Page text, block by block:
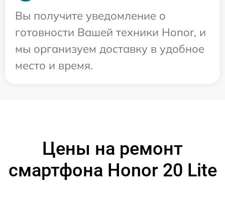
Вы получите уведомление о
готовности Вашей техники Honor, и
мы организуем доставку в удобное
место и время.
Цены на ремонт
смартфона Honor 20 Lite